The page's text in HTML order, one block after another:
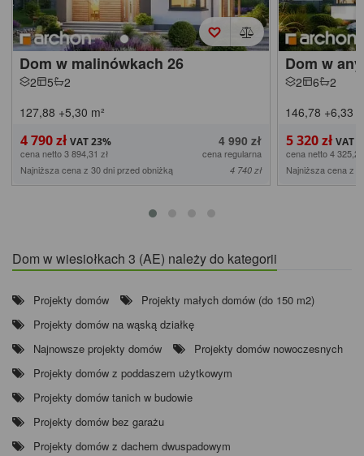
Dom w malinówkach 26
2 5
2
127,88 +5,30 m²
4 790 zł 4 990 zł
cena netto 3 894,31 zł
cena regularna
Najniższa cena z 30 dni przed obniżką
4 740 zł
Dom w
2 6
2
146,78 +6,33
5 320 zł
cena netto 4
Najniższa cena z
Dom w wiesiołkach 3 (AE) należy do kategorii
Projekty domów
Projekty małych domów (do 150 m2)
Projekty domów na wąską działkę
Najnowsze projekty domów
Projekty domów nowoczesnych
Projekty domów z poddaszem użytkowym
Projekty domów tanich w budowie
Projekty domów bez garażu
Projekty domów z dachem dwuspadowym